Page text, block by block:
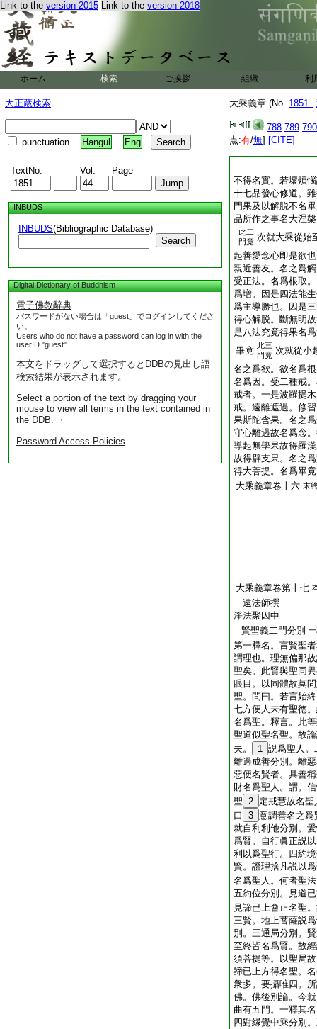
Link to the version 2015 Link to the version 2018
ホーム 検索 ご挨拶 組織 利
大正蔵検索
punctuation Hangul Eng
TextNo. Vol. Page
INBUDS
INBUDS(Bibliographic Database)
Search
Digital Dictionary of Buddhism
電子佛教辭典
パスワードがない場合は「guest」でログインしてくださ
い。
Users who do not have a password can log in with the
userID "guest".
本文をドラッグして選択するとDDBの見出し語
検索結果が表示されます。
Select a portion of the text by dragging your
mouse to view all terms in the text contained in
the DDB. ・
Password Access Policies
大乘義章 (No. 1851_
788 789 790
点:有/無] [CITE]
不得名實。若壞煩
十七品發心修道。
門果及以解脱不名
品所作之事名大涅
此二
門竟 次就大乘從始
起善愛念心即是欲
親近善友。名之爲
受正法。名爲根取
爲増。因是四法能
爲主導勝也。因是
得心解脱。斷無明
是八法究竟得果名
畢竟 此三
門竟 次就從小
名之爲欲。欲名爲
名爲因。受二種戒
戒者。一是波羅提
戒。遠離遮過。修
果斯陀含果。名之
守心離過故名爲念
導起無學果故得羅
故得辟支果。名之
得大菩提。名爲畢
大乘義章卷十六 末
大乘義章卷第十七
遠法師撰
淨法聚因中
賢聖義二門分別
第一釋名。言賢聖
謂理也。理無偏那
聖矣。此賢與聖同
眼目。以同體故莫
聖。問曰。若言始
七方便人未有聖徳
名爲聖。釋言。此
聖道似聖名聖。故
夫。
1 説爲聖人。
離過成善分別。離
惡便名賢者。具善
財名爲聖人。謂。
聖 2 定戒慧故名
口
3 意調善名之爲
就自利利他分別。
爲賢。自行眞正説
利以爲聖行。四約
賢。證理捨凡説以
名爲聖人。何者聖
五約位分別。見道
見諦已上會正名聖
三賢。地上菩薩説
別。三通局分別。
至終皆名爲賢。故
須菩提等。以聖局
諦已上方得名聖。
衆多。要攝唯四。
佛。佛後別論。今
曲有五門。一釋其
四對縁覺中乘分別